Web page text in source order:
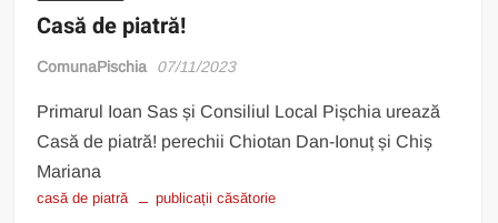
Casă de piatră!
ComunaPischia 07/11/2023
Primarul Ioan Sas și Consiliul Local Pișchia urează
Casă de piatră! perechii Chiotan Dan-Ionuț și Chiș
Mariana
casă de piatră publicații căsătorie